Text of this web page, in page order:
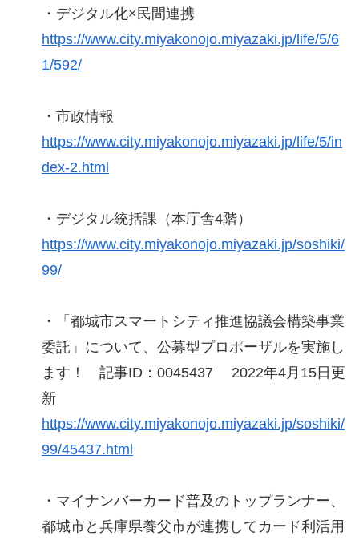
・デジタル化×民間連携
https://www.city.miyakonojo.miyazaki.jp/life/5/6
1/592/
・市政情報
https://www.city.miyakonojo.miyazaki.jp/life/5/in
dex-2.html
・デジタル統括課（本庁舎4階）
https://www.city.miyakonojo.miyazaki.jp/soshiki/
99/
・「都城市スマートシティ推進協議会構築事業
委託」について、公募型プロポーザルを実施し
ます！ 記事ID：0045437 2022年4月15日更
新
https://www.city.miyakonojo.miyazaki.jp/soshiki/
99/45437.html
・マイナンバーカード普及のトップランナー、
都城市と兵庫県養父市が連携してカード利活用